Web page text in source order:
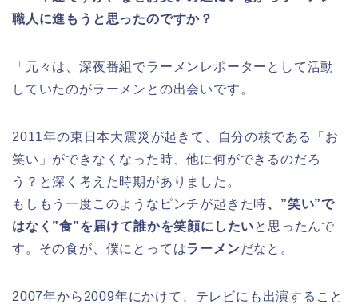
職人に進もうと思ったのですか？
「元々は、深夜番組でラーメンレポーターとして活動
していたのがラーメンとの出会いです。
2011年の東日本大震災が起きて、自分の核である「お
笑い」ができなくなった時、他に何ができるのだろ
う？と深く考えた時期がありました。
もしもう一度このようなピンチが起きた時、”笑い”で
はなく”食”を届けて誰かを笑顔にしたいと思ったんで
す。その食が、僕にとってはラーメンだなと。
2007年から2009年にかけて、テレビにも出演すること